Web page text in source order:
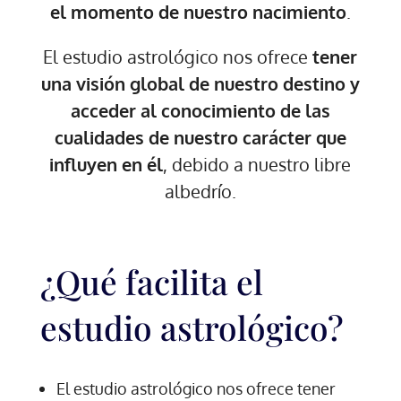
el momento de nuestro nacimiento.
El estudio astrológico nos ofrecetener
una visión global de nuestro destino y
acceder al conocimiento de las
cualidades de nuestro carácter que
influyen en él, debido a nuestro libre
albedrío.
¿Qué facilita el
estudio astrológico?
El estudio astrológico nos ofrece tener